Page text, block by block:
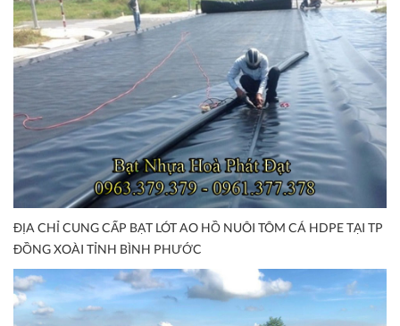
ĐỊA CHỈ CUNG CẤP BẠT LÓT AO HỒ NUÔI TÔM CÁ HDPE TẠI TP
ĐỒNG XOÀI TỈNH BÌNH PHƯỚC